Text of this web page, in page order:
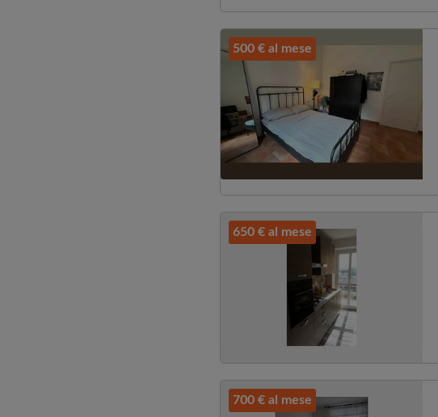
500 € al mese
650 € al mese
700 € al mese